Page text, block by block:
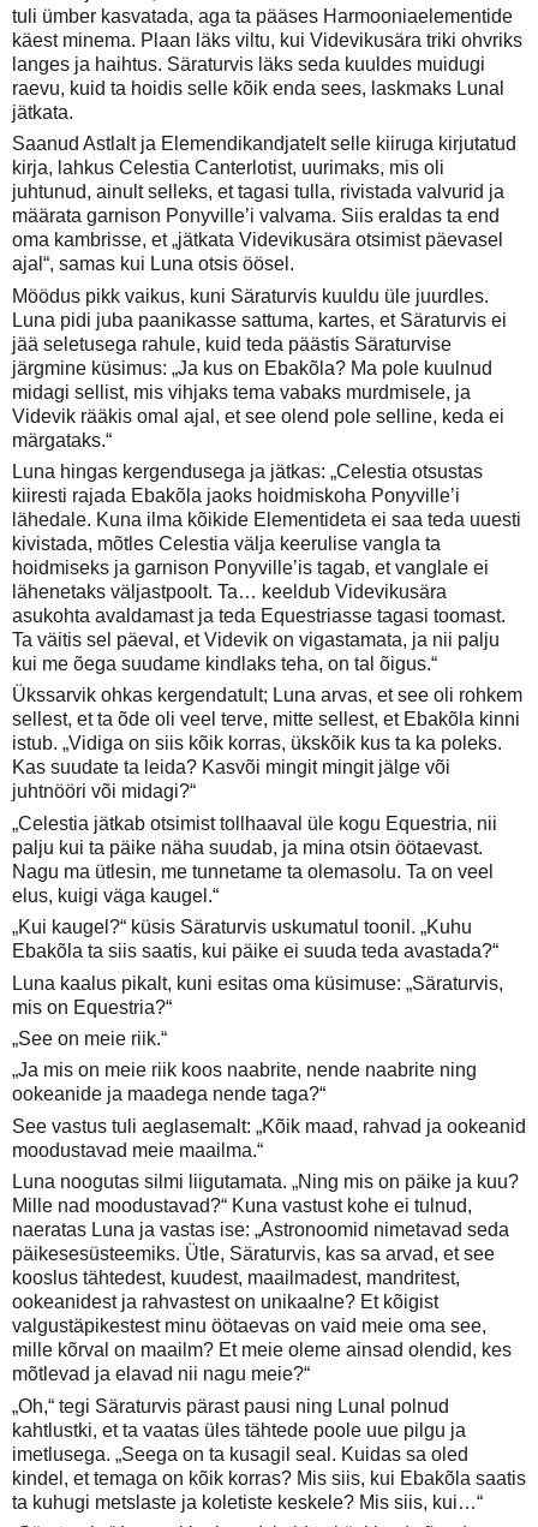
tuli ümber kasvatada, aga ta pääses Harmooniaelementide
käest minema. Plaan läks viltu, kui Videvikusära triki ohvriks
langes ja haihtus. Säraturvis läks seda kuuldes muidugi
raevu, kuid ta hoidis selle kõik enda sees, laskmaks Lunal
jätkata.
Saanud Astlalt ja Elemendikandjatelt selle kiiruga kirjutatud
kirja, lahkus Celestia Canterlotist, uurimaks, mis oli
juhtunud, ainult selleks, et tagasi tulla, rivistada valvurid ja
määrata garnison Ponyville’i valvama. Siis eraldas ta end
oma kambrisse, et „jätkata Videvikusära otsimist päevasel
ajal“, samas kui Luna otsis öösel.
Möödus pikk vaikus, kuni Säraturvis kuuldu üle juurdles.
Luna pidi juba paanikasse sattuma, kartes, et Säraturvis ei
jää seletusega rahule, kuid teda päästis Säraturvise
järgmine küsimus: „Ja kus on Ebakõla? Ma pole kuulnud
midagi sellist, mis vihjaks tema vabaks murdmisele, ja
Videvik rääkis omal ajal, et see olend pole selline, keda ei
märgataks.“
Luna hingas kergendusega ja jätkas: „Celestia otsustas
kiiresti rajada Ebakõla jaoks hoidmiskoha Ponyville’i
lähedale. Kuna ilma kõikide Elementideta ei saa teda uuesti
kivistada, mõtles Celestia välja keerulise vangla ta
hoidmiseks ja garnison Ponyville’is tagab, et vanglale ei
lähenetaks väljastpoolt. Ta… keeldub Videvikusära
asukohta avaldamast ja teda Equestriasse tagasi toomast.
Ta väitis sel päeval, et Videvik on vigastamata, ja nii palju
kui me õega suudame kindlaks teha, on tal õigus.“
Ükssarvik ohkas kergendatult; Luna arvas, et see oli rohkem
sellest, et ta õde oli veel terve, mitte sellest, et Ebakõla kinni
istub. „Vidiga on siis kõik korras, ükskõik kus ta ka poleks.
Kas suudate ta leida? Kasvõi mingit mingit jälge või
juhtnööri või midagi?“
„Celestia jätkab otsimist tollhaaval üle kogu Equestria, nii
palju kui ta päike näha suudab, ja mina otsin öötaevast.
Nagu ma ütlesin, me tunnetame ta olemasolu. Ta on veel
elus, kuigi väga kaugel.“
„Kui kaugel?“ küsis Säraturvis uskumatul toonil. „Kuhu
Ebakõla ta siis saatis, kui päike ei suuda teda avastada?“
Luna kaalus pikalt, kuni esitas oma küsimuse: „Säraturvis,
mis on Equestria?“
„See on meie riik.“
„Ja mis on meie riik koos naabrite, nende naabrite ning
ookeanide ja maadega nende taga?“
See vastus tuli aeglasemalt: „Kõik maad, rahvad ja ookeanid
moodustavad meie maailma.“
Luna noogutas silmi liigutamata. „Ning mis on päike ja kuu?
Mille nad moodustavad?“ Kuna vastust kohe ei tulnud,
naeratas Luna ja vastas ise: „Astronoomid nimetavad seda
päikesesüsteemiks. Ütle, Säraturvis, kas sa arvad, et see
kooslus tähtedest, kuudest, maailmadest, mandritest,
ookeanidest ja rahvastest on unikaalne? Et kõigist
valgustäpikestest minu öötaevas on vaid meie oma see,
mille kõrval on maailm? Et meie oleme ainsad olendid, kes
mõtlevad ja elavad nii nagu meie?“
„Oh,“ tegi Säraturvis pärast pausi ning Lunal polnud
kahtlustki, et ta vaatas üles tähtede poole uue pilgu ja
imetlusega. „Seega on ta kusagil seal. Kuidas sa oled
kindel, et temaga on kõik korras? Mis siis, kui Ebakõla saatis
ta kuhugi metslaste ja koletiste keskele? Mis siis, kui…“